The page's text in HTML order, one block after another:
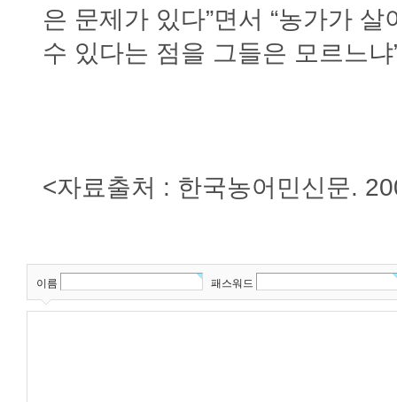
은 문제가 있다”면서 “농가가
수 있다는 점을 그들은 모르느
<자료출처 : 한국농어민신문.
이름 패스워드